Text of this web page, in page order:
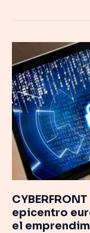
epicentro
el
CYBERFRONT
convertirá
a
Donostia
en
epicentro
europeo
de
ciberseguridad
el
emprendimiento